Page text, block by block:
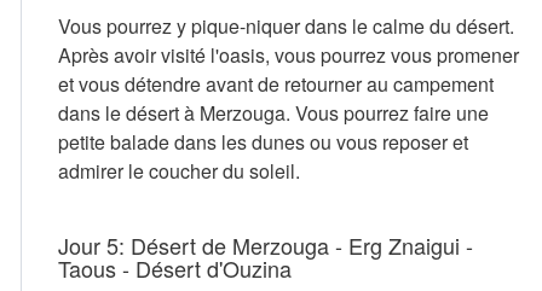
Vous pourrez y pique-niquer dans le calme du désert.
Après avoir visité l'oasis, vous pourrez vous promener
et vous détendre avant de retourner au campement
dans le désert à Merzouga. Vous pourrez faire une
petite balade dans les dunes ou vous reposer et
admirer le coucher du soleil.
Jour 5: Désert de Merzouga - Erg Znaigui -
Taous - Désert d'Ouzina